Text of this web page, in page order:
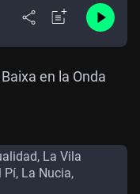
en la Onda
La Vila
La Nucia,